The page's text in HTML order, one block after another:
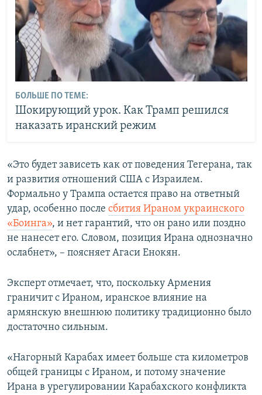
БОЛЬШЕ ПО ТЕМЕ:
Шокирующий урок. Как Трамп решился
наказать иранский режим
«Это будет зависеть как от поведения Тегерана, так
и развития отношений США с Израилем.
Формально у Трампа остается право на ответный
удар, особенно после сбития Ираном украинского
«Боинга», и нет гарантий, что он рано или поздно
не нанесет его. Словом, позиция Ирана однозначно
ослабнет», – поясняет Агаси Енокян.
Эксперт отмечает, что, поскольку Армения
граничит с Ираном, иранское влияние на
армянскую внешнюю политику традиционно было
достаточно сильным.
«Нагорный Карабах имеет больше ста километров
общей границы с Ираном, и потому значение
Ирана в урегулировании Карабахского конфликта